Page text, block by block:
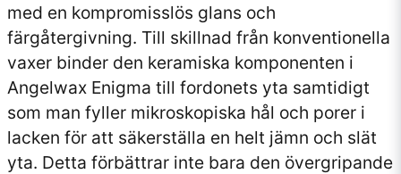
med en kompromisslös glans och
färgåtergivning. Till skillnad från konventionella
vaxer binder den keramiska komponenten i
Angelwax Enigma till fordonets yta samtidigt
som man fyller mikroskopiska hål och porer i
lacken för att säkerställa en helt jämn och slät
yta. Detta förbättrar inte bara den övergripande